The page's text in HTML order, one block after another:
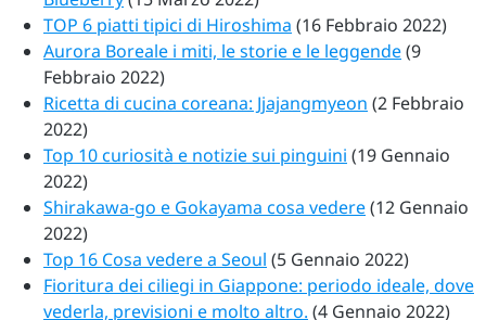
TOP 6 piatti tipici di Hiroshima (16 Febbraio 2022)
Aurora Boreale i miti, le storie e le leggende(9
Febbraio 2022)
Ricetta di cucina coreana: Jjajangmyeon (2 Febbraio
2022)
Top 10 curiosità e notizie sui pinguini (19 Gennaio
2022)
Shirakawa-go e Gokayama cosa vedere(12 Gennaio
2022)
Top 16 Cosa vedere a Seoul (5 Gennaio 2022)
Fioritura dei ciliegi in Giappone: periodo ideale, dove
vederla, previsioni e molto altro. (4 Gennaio 2022)